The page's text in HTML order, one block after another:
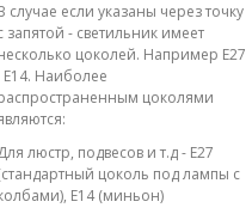
случае если указаны через точку
запятой - светильник имеет
цоколей. Например E27
E14. Наиболее
цоколями
люстр, подвесов и т.д - E27
цоколь под лампы с
E14 (миньон)